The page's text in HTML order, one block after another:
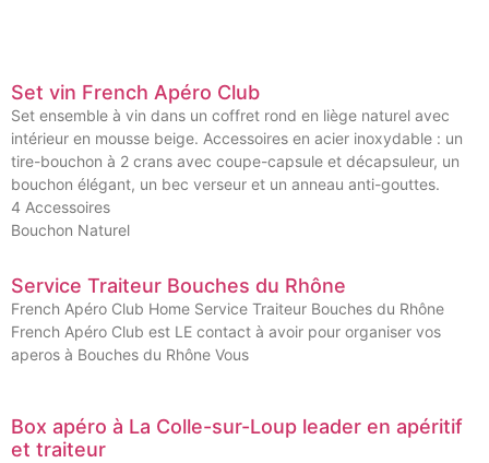
Set vin French Apéro Club
Set ensemble à vin dans un coffret rond en liège naturel avec
intérieur en mousse beige. Accessoires en acier inoxydable : un
tire-bouchon à 2 crans avec coupe-capsule et décapsuleur, un
bouchon élégant, un bec verseur et un anneau anti-gouttes.
4 Accessoires
Bouchon Naturel
Service Traiteur Bouches du Rhône
French Apéro Club Home Service Traiteur Bouches du Rhône
French Apéro Club est LE contact à avoir pour organiser vos
aperos à Bouches du Rhône Vous
Box apéro à La Colle-sur-Loup leader en apéritif
et traiteur